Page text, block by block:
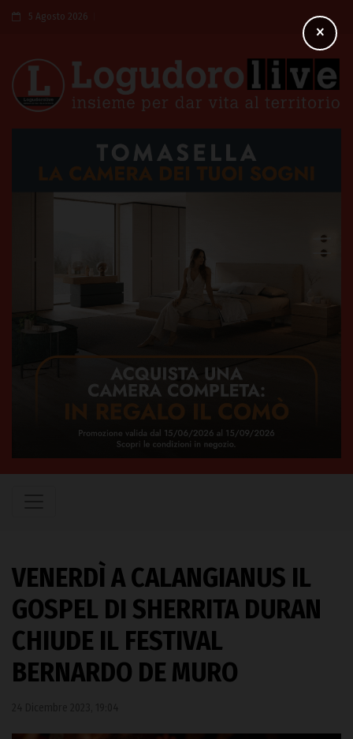
5 Agosto 2026
VENERDÌ A CALANGIANUS IL
GOSPEL DI SHERRITA DURAN
CHIUDE IL FESTIVAL
BERNARDO DE MURO
×